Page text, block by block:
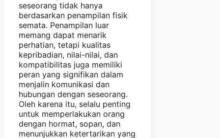
seseorang tidak hanya
berdasarkan penampilan fisik
semata. Penampilan luar
memang dapat menarik
perhatian, tetapi kualitas
kepribadian, nilai-nilai, dan
kompatibilitas juga memiliki
peran yang signifikan dalam
menjalin komunikasi dan
hubungan dengan seseorang.
Oleh karena itu, selalu penting
untuk memperlakukan orang
dengan hormat, sopan, dan
menunjukkan ketertarikan yang